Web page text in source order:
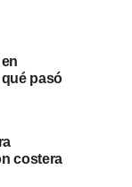
pasó
costera